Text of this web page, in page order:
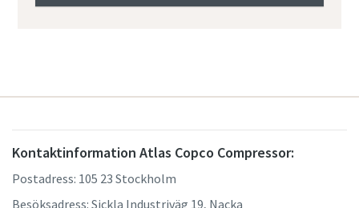
Kontaktinformation Atlas Copco Compressor:
Postadress: 105 23 Stockholm
Besöksadress: Sickla Industriväg 19, Nacka